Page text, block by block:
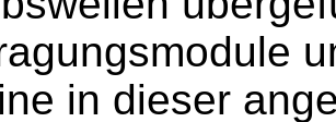
in dieser